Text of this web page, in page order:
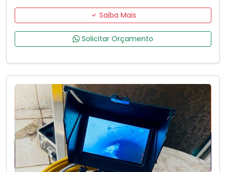
Saiba Mais
Solicitar Orçamento